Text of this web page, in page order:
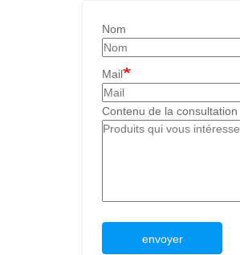
Nom
Mail
Contenu de la consultation
envoyer